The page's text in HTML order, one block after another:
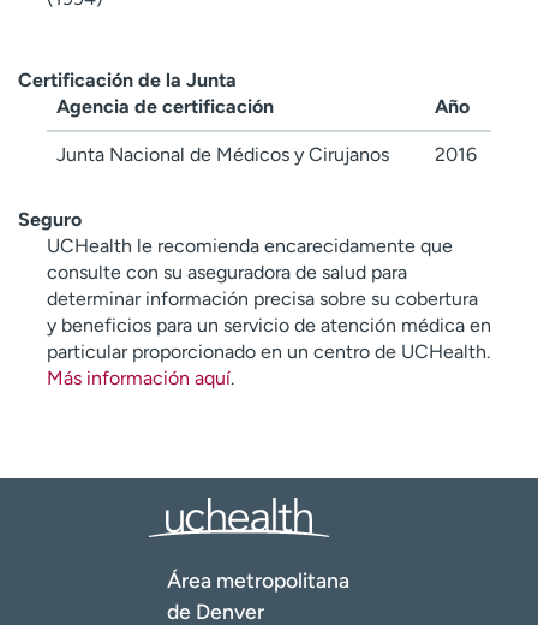
Certificación de la Junta
Agencia de certificación
Año
Junta Nacional de Médicos y Cirujanos 2016
Seguro
UCHealth le recomienda encarecidamente que
consulte con su aseguradora de salud para
determinar información precisa sobre su cobertura
y beneficios para un servicio de atención médica en
particular proporcionado en un centro de UCHealth.
Más información aquí.
Área metropolitana
de Denver